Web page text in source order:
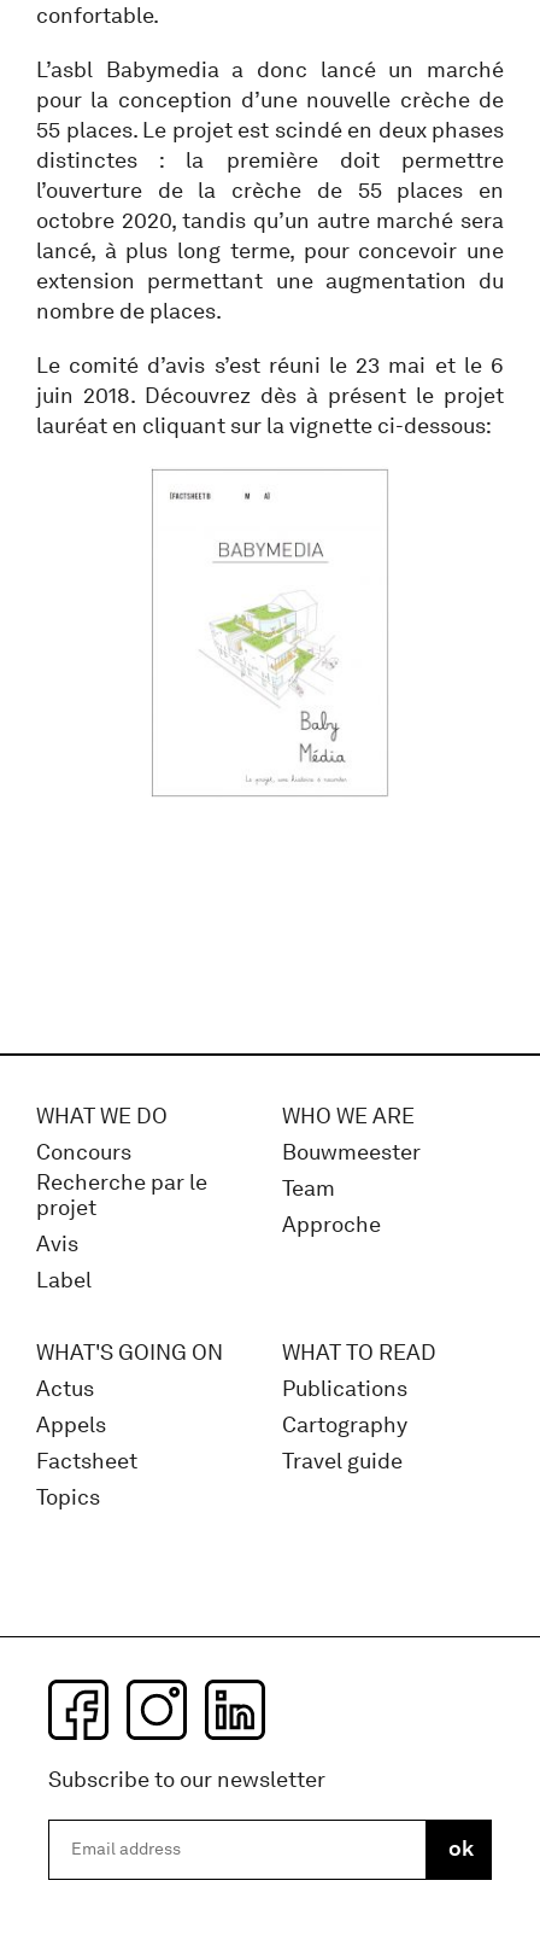
confortable.
L’asbl Babymedia a donc lancé un marché
pour la conception d’une nouvelle crèche de
55 places. Le projet est scindé en deux phases
distinctes : la première doit permettre
l’ouverture de la crèche de 55 places en
octobre 2020, tandis qu’un autre marché sera
lancé, à plus long terme, pour concevoir une
extension permettant une augmentation du
nombre de places.
Le comité d’avis s’est réuni le 23 mai et le 6
juin 2018. Découvrez dès à présent le projet
lauréat en cliquant sur la vignette ci-dessous:
WHAT WE DO
Concours
Recherche par le
projet
Avis
Label
WHO WE ARE
Bouwmeester
Team
Approche
WHAT'S GOING ON
Actus
Appels
Factsheet
Topics
WHAT TO READ
Publications
Cartography
Travel guide
Subscribe to our newsletter